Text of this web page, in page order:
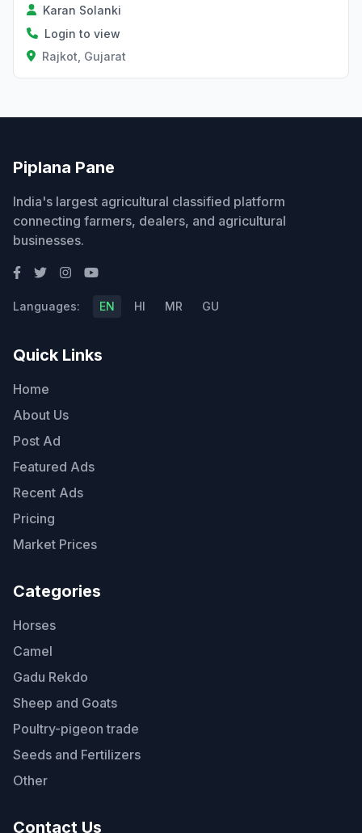
Karan Solanki
Login to view
Rajkot, Gujarat
Piplana Pane
India's largest agricultural classified platform
connecting farmers, dealers, and agricultural
businesses.
Languages: EN HI MR GU
Quick Links
Home
About Us
Post Ad
Featured Ads
Recent Ads
Pricing
Market Prices
Categories
Horses
Camel
Gadu Rekdo
Sheep and Goats
Poultry-pigeon trade
Seeds and Fertilizers
Other
Contact Us